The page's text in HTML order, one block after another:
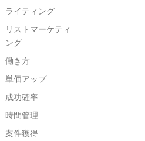
ライティング
リストマーケティ
ング
働き方
単価アップ
成功確率
時間管理
案件獲得